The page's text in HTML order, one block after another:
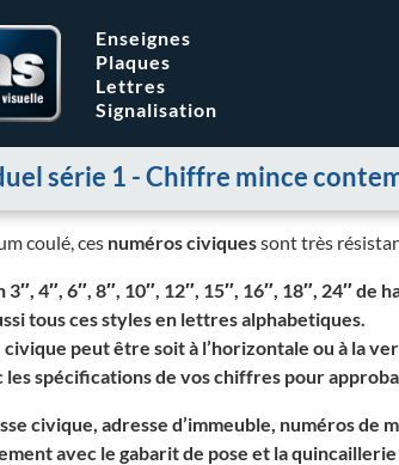
Enseignes
Plaques
Lettres
Signalisation
série 1 - Chiffre mince
coulé, ces numéros civiquessont très
3″, 4″, 6″, 8″, 10″, 12″, 15″, 16″, 18″, 24″
tous ces styles en lettres alphabetiques.
peut être soit à l’horizontale ou à la
les spécifications de vos chiffres pour
civique, adresse d’immeuble, numéros de
avec le gabarit de pose et la